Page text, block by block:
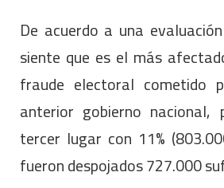
De acuerdo a una
siente que es el más
fraude electoral
anterior gobierno nacional,
tercer lugar con 11%
fueron despojados 727.000